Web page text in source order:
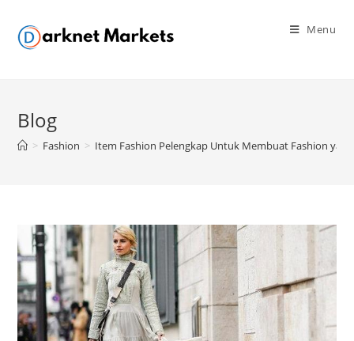
content
Menu
Blog
> Fashion > Item Fashion Pelengkap Untuk Membuat Fashion